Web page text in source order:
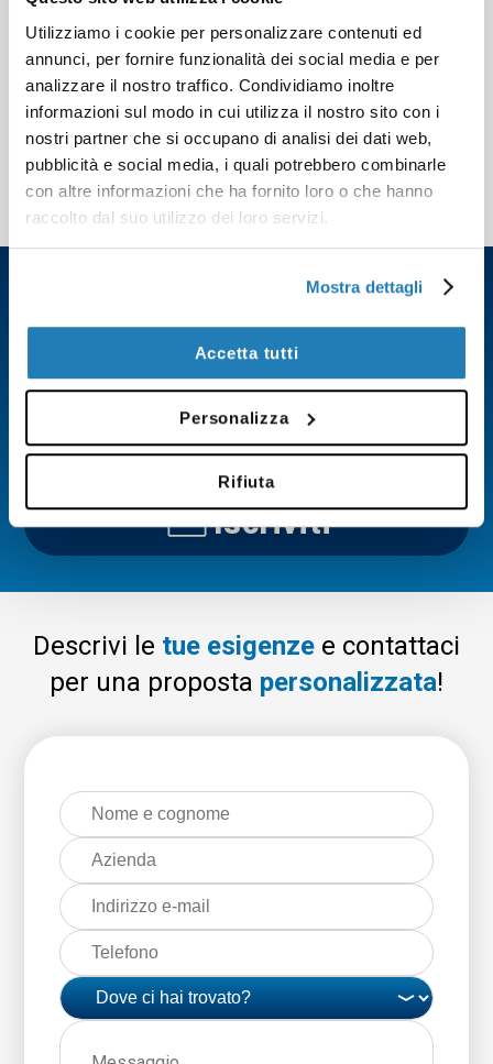
Utilizziamo i cookie per personalizzare contenuti ed
annunci, per fornire funzionalità dei social media e per
analizzare il nostro traffico. Condividiamo inoltre
informazioni sul modo in cui utilizza il nostro sito con i
nostri partner che si occupano di analisi dei dati web,
pubblicità e social media, i quali potrebbero combinarle
con altre informazioni che ha fornito loro o che hanno
raccolto dal suo utilizzo dei loro servizi.
Mostra dettagli
Accetta tutti
Personalizza
Rifiuta
Softime cambia sede: nuovi spazi
per continuare a crescere
Rimani sempre aggiornato
Riceverai informazioni utili, aggiornamenti e news sui nostri
software e servizi per amministratori, in base ai tuoi interessi.
Iscriviti
Descrivi le tue esigenze e contattaci
per una proposta personalizzata!